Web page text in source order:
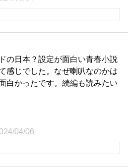
の日本？設定が面白い青春小説
感じでした。なぜ喇叭なのかは
白かったです。続編も読みたい
04/06